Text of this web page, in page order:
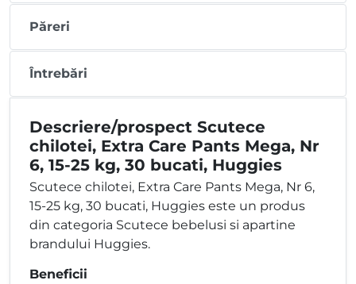
Păreri
Întrebări
Descriere/prospect Scutece
chilotei, Extra Care Pants Mega, Nr
6, 15-25 kg, 30 bucati, Huggies
Scutece chilotei, Extra Care Pants Mega, Nr 6,
15-25 kg, 30 bucati, Huggies este un produs
din categoria Scutece bebelusi si apartine
brandului Huggies.
Beneficii